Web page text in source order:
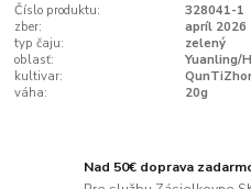
Číslo produktu:
328041-1
zber:
apríl 2026
typ čaju:
zelený
oblasť:
Yuanling/
kultivar:
váha:
20g
Nad 50€ doprava